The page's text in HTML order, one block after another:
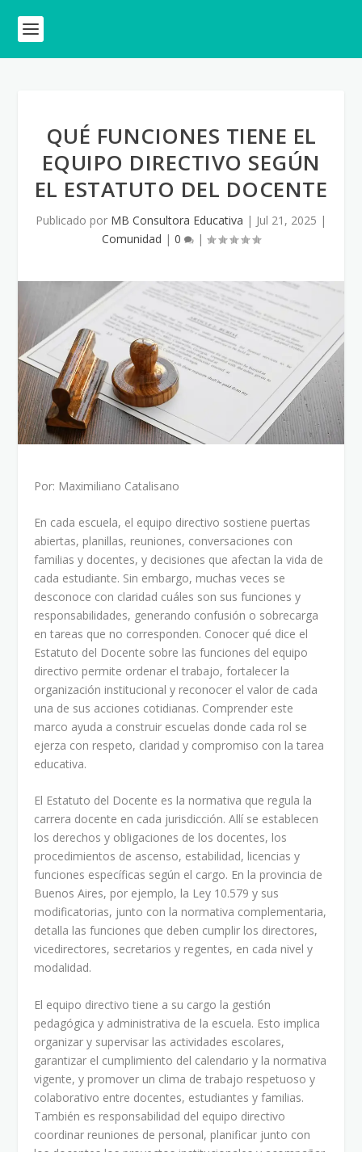
QUÉ FUNCIONES TIENE EL
EQUIPO DIRECTIVO SEGÚN
EL ESTATUTO DEL DOCENTE
Publicado por MB Consultora Educativa | Jul 21, 2025 |
Comunidad | 0 |
Por: Maximiliano Catalisano
En cada escuela, el equipo directivo sostiene puertas
abiertas, planillas, reuniones, conversaciones con
familias y docentes, y decisiones que afectan la vida de
cada estudiante. Sin embargo, muchas veces se
desconoce con claridad cuáles son sus funciones y
responsabilidades, generando confusión o sobrecarga
en tareas que no corresponden. Conocer qué dice el
Estatuto del Docente sobre las funciones del equipo
directivo permite ordenar el trabajo, fortalecer la
organización institucional y reconocer el valor de cada
una de sus acciones cotidianas. Comprender este
marco ayuda a construir escuelas donde cada rol se
ejerza con respeto, claridad y compromiso con la tarea
educativa.
El Estatuto del Docente es la normativa que regula la
carrera docente en cada jurisdicción. Allí se establecen
los derechos y obligaciones de los docentes, los
procedimientos de ascenso, estabilidad, licencias y
funciones específicas según el cargo. En la provincia de
Buenos Aires, por ejemplo, la Ley 10.579 y sus
modificatorias, junto con la normativa complementaria,
detalla las funciones que deben cumplir los directores,
vicedirectores, secretarios y regentes, en cada nivel y
modalidad.
El equipo directivo tiene a su cargo la gestión
pedagógica y administrativa de la escuela. Esto implica
organizar y supervisar las actividades escolares,
garantizar el cumplimiento del calendario y la normativa
vigente, y promover un clima de trabajo respetuoso y
colaborativo entre docentes, estudiantes y familias.
También es responsabilidad del equipo directivo
coordinar reuniones de personal, planificar junto con